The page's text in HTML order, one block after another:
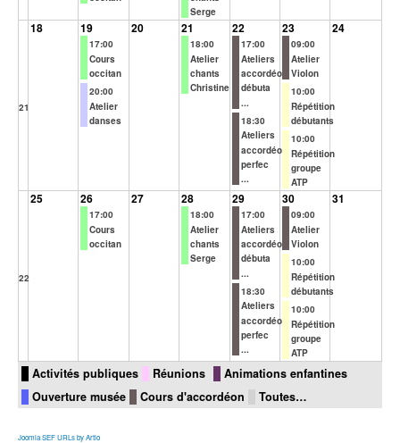
Serge
21
18 19
17:00
Cours
occitan
20:00
Atelier
danses
20 21
18:00
Atelier
chants
Christine
22
17:00
Ateliers
accordéon
débuta
...
18:30
Ateliers
accordéon
perfec
...
23
09:00
Atelier
Violon
10:00
Répétition
débutants
10:00
Répétition
groupe
ATP
24
22
25 26
17:00
Cours
occitan
27 28
18:00
Atelier
chants
Serge
29
17:00
Ateliers
accordéon
débuta
...
18:30
Ateliers
accordéon
perfec
...
30
09:00
Atelier
Violon
10:00
Répétition
débutants
10:00
Répétition
groupe
ATP
31
Activités publiques Réunions
Animations enfantines
Ouverture musée
Cours d'accordéon Toutes…
Joomla SEF URLs by Artio